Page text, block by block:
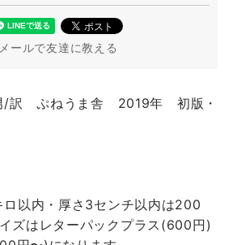
メールで友達に教える
/訳 ぷねうま舎 2019年 初版・
以内・厚さ3センチ以内は200
ズはレターパックプラス(600円)